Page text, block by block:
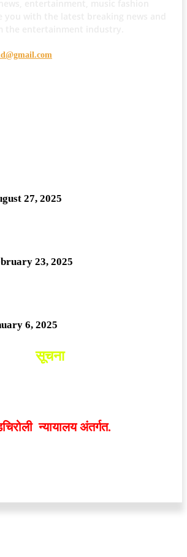
27, 2025
23, 2025
6, 2025
सूचना
न्यायालय अंतर्गत.